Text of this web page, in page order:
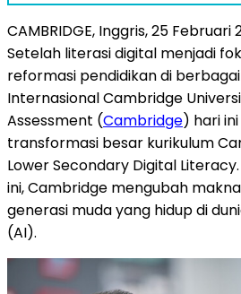
CAMBRIDGE, Inggris,25 Februari
Setelah literasi digital menjadi
reformasi pendidikan di
Internasional Cambridge
Assessment (Cambridge) hari
transformasi besar kurikulum
Lower Secondary Digital
ini, Cambridge mengubah
generasi muda yang hidup di
(AI).